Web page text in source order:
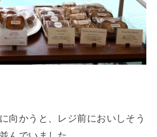
向かうと、レジ前においしそう